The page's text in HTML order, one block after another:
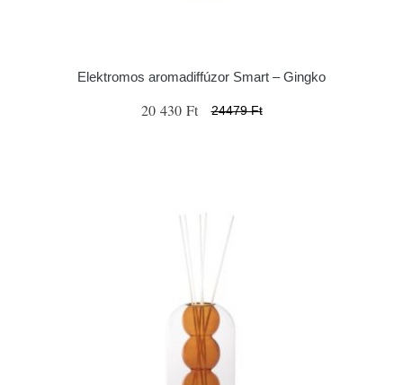
Elektromos aromadiffúzor Smart – Gingko
20 430 Ft 24479 Ft